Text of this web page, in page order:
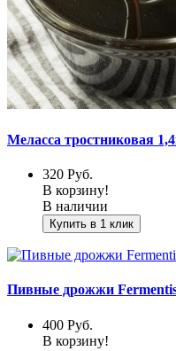
Меласса тростниковая
320 Руб.
В корзину!
В наличии
Купить в 1 клик
Пивные дрожжи
400 Руб.
В корзину!